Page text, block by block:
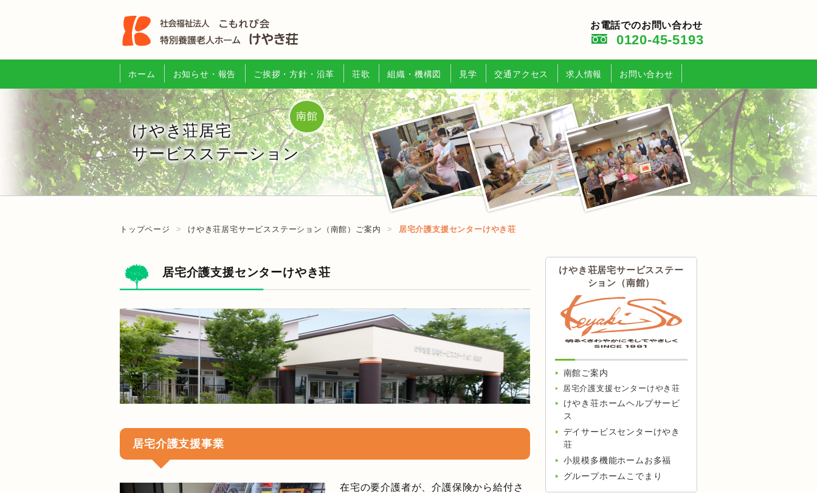
お電話でのお問い合わせ
0120-45-5193
ホーム お知らせ・報告 ご挨拶・方針・沿革 荘歌 組織・機構図 見学 交通アクセス 求人情報 お問い合わせ
けやき荘居宅
サービスステーション
南館
トップページ けやき荘居宅サービスステーション（南館）ご案内 居宅介護支援センターけやき荘
居宅介護支援センターけやき荘
居宅介護支援事業
在宅の要介護者が、介護保険から給付さ
けやき荘居宅サービスステー
ション（南館）
南館ご案内
居宅介護支援センターけやき荘
けやき荘ホームヘルプサービ
ス
デイサービスセンターけやき
荘
小規模多機能ホームお多福
グループホームこでまり